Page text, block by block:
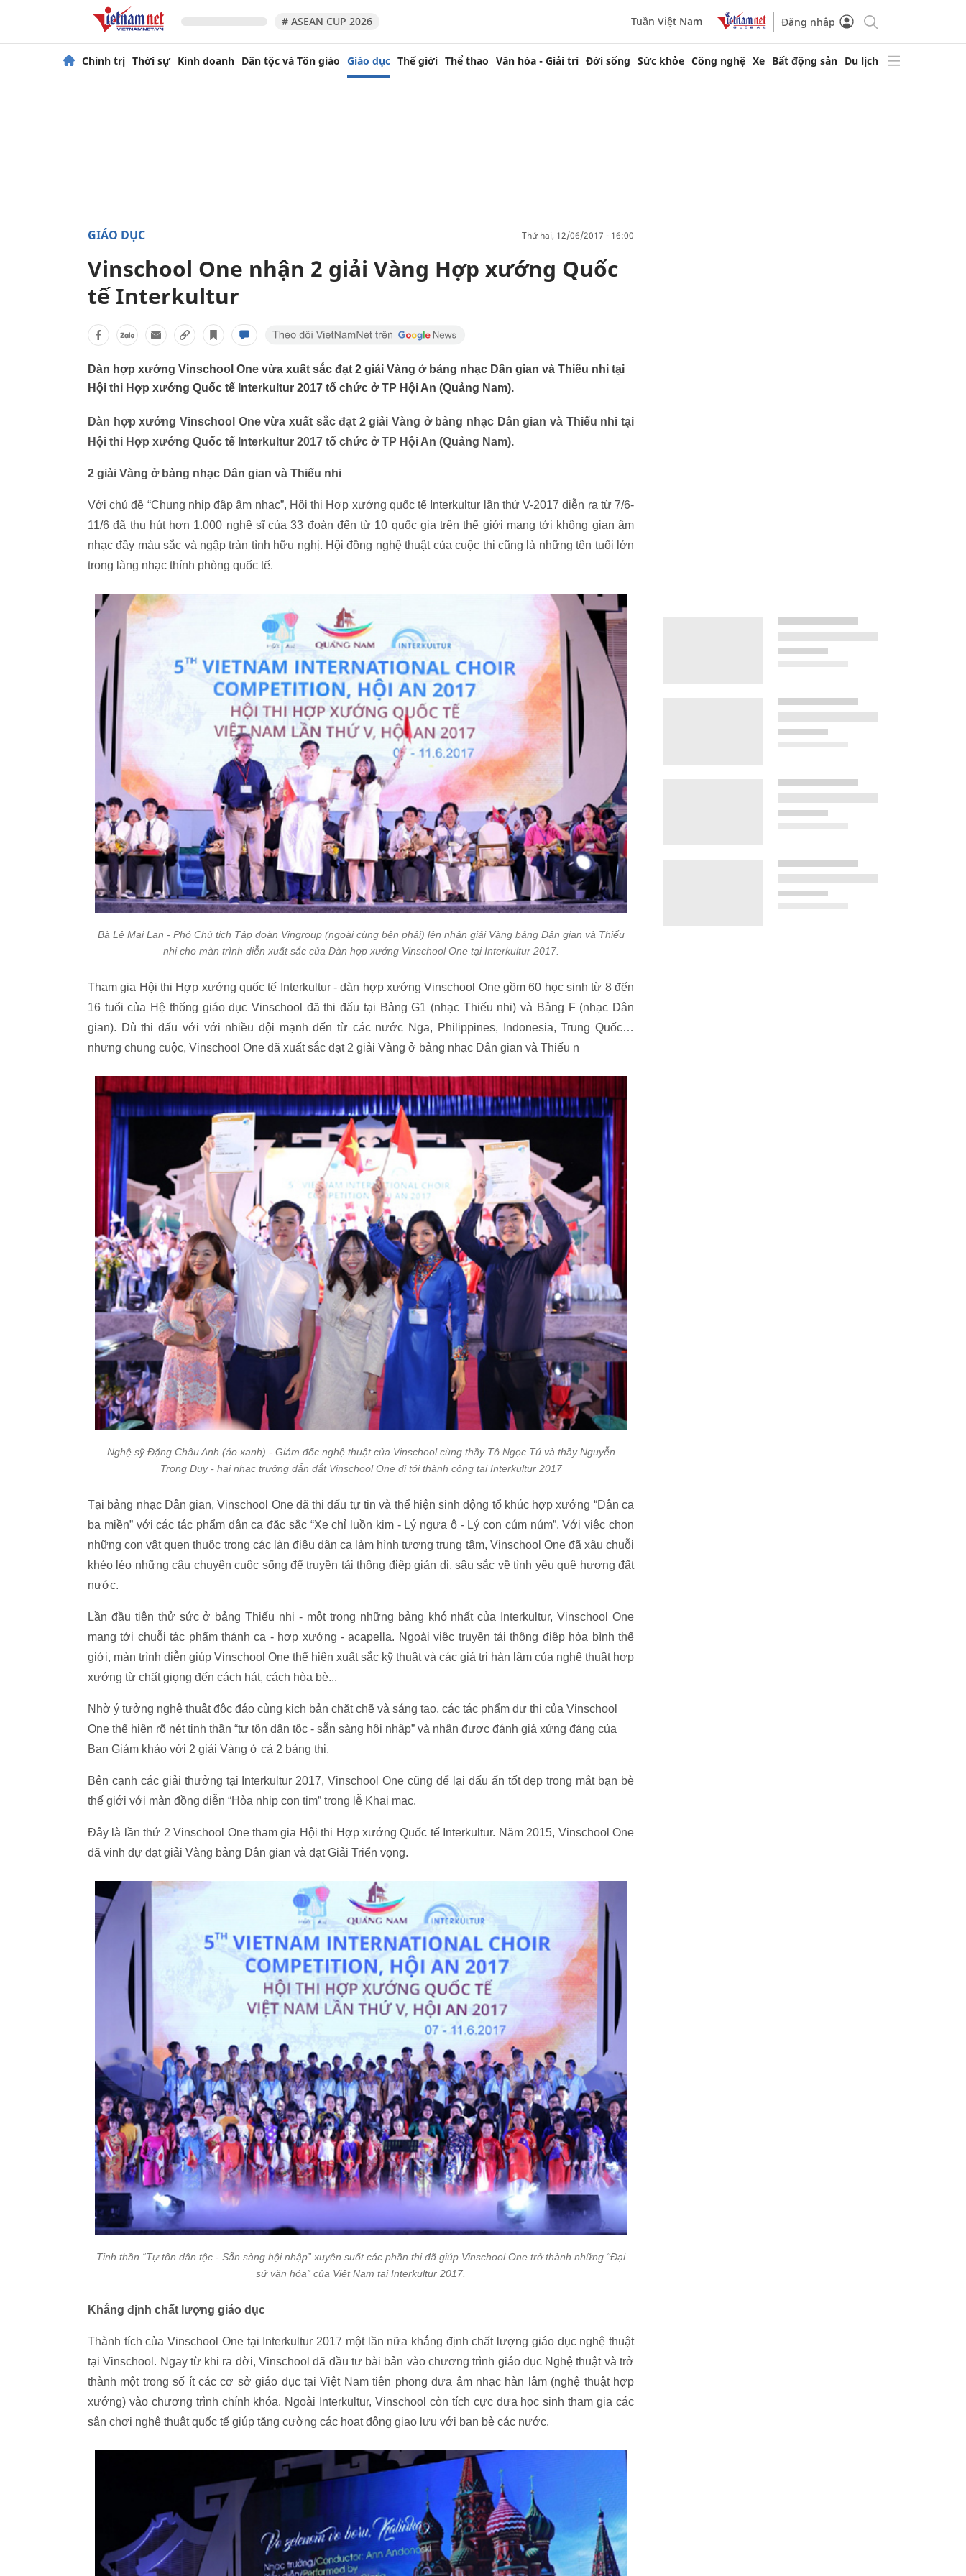
# ASEAN CUP 2026 Tuần Việt Nam Đăng nhập
Chính trị Thời sự Kinh doanh Dân tộc và Tôn giáo Giáo dục Thế giới Thể thao Văn hóa - Giải trí Đời sống Sức khỏe Công nghệ Xe Bất động sản Du lịch
GIÁO DỤC thứ hai, 12/06/2017 - 16:00
Vinschool One nhận 2 giải Vàng Hợp xướng Quốc
tế Interkultur
Dàn hợp xướng Vinschool One vừa xuất sắc đạt 2 giải Vàng ở bảng nhạc Dân gian và Thiếu nhi tại
Hội thi Hợp xướng Quốc tế Interkultur 2017 tổ chức ở TP Hội An (Quảng Nam).
Dàn hợp xướng Vinschool One vừa xuất sắc đạt 2 giải Vàng ở bảng nhạc Dân gian và Thiếu nhi tại
Hội thi Hợp xướng Quốc tế Interkultur 2017 tổ chức ở TP Hội An (Quảng Nam).
2 giải Vàng ở bảng nhạc Dân gian và Thiếu nhi
Với chủ đề “Chung nhịp đập âm nhạc”, Hội thi Hợp xướng quốc tế Interkultur lần thứ V-2017 diễn ra từ 7/6-
11/6 đã thu hút hơn 1.000 nghệ sĩ của 33 đoàn đến từ 10 quốc gia trên thế giới mang tới không gian âm
nhạc đầy màu sắc và ngập tràn tình hữu nghị. Hội đồng nghệ thuật của cuộc thi cũng là những tên tuổi lớn
trong làng nhạc thính phòng quốc tế.
Bà Lê Mai Lan - Phó Chủ tịch Tập đoàn Vingroup (ngoài cùng bên phải) lên nhận giải Vàng bảng Dân gian và Thiếu
nhi cho màn trình diễn xuất sắc của Dàn hợp xướng Vinschool One tại Interkultur 2017.
Tham gia Hội thi Hợp xướng quốc tế Interkultur - dàn hợp xướng Vinschool One gồm 60 học sinh từ 8 đến
16 tuổi của Hệ thống giáo dục Vinschool đã thi đấu tại Bảng G1 (nhạc Thiếu nhi) và Bảng F (nhạc Dân
gian). Dù thi đấu với với nhiều đội mạnh đến từ các nước Nga, Philippines, Indonesia, Trung Quốc…
nhưng chung cuộc, Vinschool One đã xuất sắc đạt 2 giải Vàng ở bảng nhạc Dân gian và Thiếu n
Nghệ sỹ Đặng Châu Anh (áo xanh) - Giám đốc nghệ thuật của Vinschool cùng thầy Tô Ngọc Tú và thầy Nguyễn
Trọng Duy - hai nhạc trưởng dẫn dắt Vinschool One đi tới thành công tại Interkultur 2017
Tại bảng nhạc Dân gian, Vinschool One đã thi đấu tự tin và thể hiện sinh động tổ khúc hợp xướng “Dân ca
ba miền” với các tác phẩm dân ca đặc sắc “Xe chỉ luồn kim - Lý ngựa ô - Lý con cúm núm”. Với việc chọn
những con vật quen thuộc trong các làn điệu dân ca làm hình tượng trung tâm, Vinschool One đã xâu chuỗi
khéo léo những câu chuyện cuộc sống để truyền tải thông điệp giản dị, sâu sắc về tình yêu quê hương đất
nước.
Lần đầu tiên thử sức ở bảng Thiếu nhi - một trong những bảng khó nhất của Interkultur, Vinschool One
mang tới chuỗi tác phẩm thánh ca - hợp xướng - acapella. Ngoài việc truyền tải thông điệp hòa bình thế
giới, màn trình diễn giúp Vinschool One thể hiện xuất sắc kỹ thuật và các giá trị hàn lâm của nghệ thuật hợp
xướng từ chất giọng đến cách hát, cách hòa bè...
Nhờ ý tưởng nghệ thuật độc đáo cùng kịch bản chặt chẽ và sáng tạo, các tác phẩm dự thi của Vinschool
One thể hiện rõ nét tinh thần “tự tôn dân tộc - sẵn sàng hội nhập” và nhận được đánh giá xứng đáng của
Ban Giám khảo với 2 giải Vàng ở cả 2 bảng thi.
Bên cạnh các giải thưởng tại Interkultur 2017, Vinschool One cũng để lại dấu ấn tốt đẹp trong mắt bạn bè
thế giới với màn đồng diễn “Hòa nhịp con tim” trong lễ Khai mạc.
Đây là lần thứ 2 Vinschool One tham gia Hội thi Hợp xướng Quốc tế Interkultur. Năm 2015, Vinschool One
đã vinh dự đạt giải Vàng bảng Dân gian và đạt Giải Triển vọng.
Tinh thần “Tự tôn dân tộc - Sẵn sàng hội nhập” xuyên suốt các phần thi đã giúp Vinschool One trở thành những “Đại
sứ văn hóa” của Việt Nam tại Interkultur 2017.
Khẳng định chất lượng giáo dục
Thành tích của Vinschool One tại Interkultur 2017 một lần nữa khẳng định chất lượng giáo dục nghệ thuật
tại Vinschool. Ngay từ khi ra đời, Vinschool đã đầu tư bài bản vào chương trình giáo dục Nghệ thuật và trở
thành một trong số ít các cơ sở giáo dục tại Việt Nam tiên phong đưa âm nhạc hàn lâm (nghệ thuật hợp
xướng) vào chương trình chính khóa. Ngoài Interkultur, Vinschool còn tích cực đưa học sinh tham gia các
sân chơi nghệ thuật quốc tế giúp tăng cường các hoạt động giao lưu với bạn bè các nước.